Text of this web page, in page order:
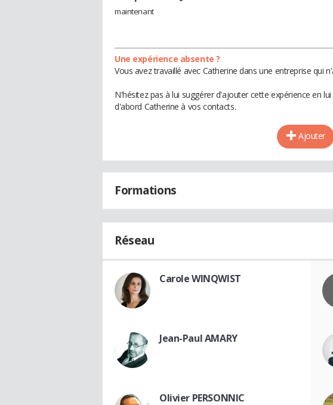
maintenant
Une expérience absente ?
Vous avez travaillé avec Catherine dans une entreprise qui
N'hésitez pas à lui suggérer d'ajouter cette expérience en
d'abord Catherine à vos contacts.
Ajouter
Formations
Réseau
Carole WINQWIST
Jean-Paul AMARY
Olivier PERSONNIC